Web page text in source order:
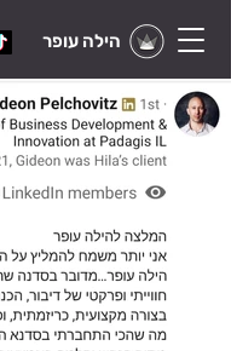
הילה עופר